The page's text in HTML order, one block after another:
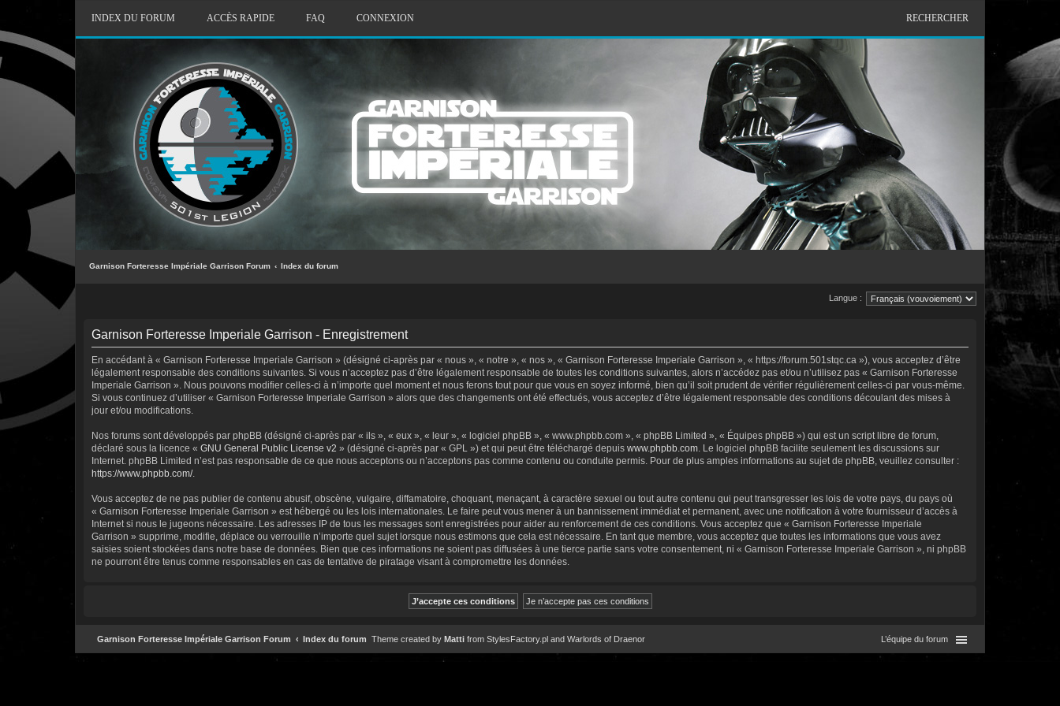
INDEX DU FORUM ACCÈS RAPIDE FAQ CONNEXION RECHERCHER
Garnison Forteresse Impériale Garrison Forum Index du forum
Langue :
Garnison Forteresse Imperiale Garrison - Enregistrement
En accédant à « Garnison Forteresse Imperiale Garrison » (désigné ci-après par « nous », « notre », « nos », « Garnison Forteresse Imperiale Garrison », « https://forum.501stqc.ca »), vous acceptez d’être
légalement responsable des conditions suivantes. Si vous n’acceptez pas d’être légalement responsable de toutes les conditions suivantes, alors n’accédez pas et/ou n’utilisez pas « Garnison Forteresse
Imperiale Garrison ». Nous pouvons modifier celles-ci à n’importe quel moment et nous ferons tout pour que vous en soyez informé, bien qu’il soit prudent de vérifier régulièrement celles-ci par vous-même.
Si vous continuez d’utiliser « Garnison Forteresse Imperiale Garrison » alors que des changements ont été effectués, vous acceptez d’être légalement responsable des conditions découlant des mises à
jour et/ou modifications.
Nos forums sont développés par phpBB (désigné ci-après par « ils », « eux », « leur », « logiciel phpBB », « www.phpbb.com », « phpBB Limited », « Équipes phpBB ») qui est un script libre de forum,
déclaré sous la licence « GNU General Public License v2 » (désigné ci-après par « GPL ») et qui peut être téléchargé depuis www.phpbb.com . Le logiciel phpBB facilite seulement les discussions sur
Internet. phpBB Limited n’est pas responsable de ce que nous acceptons ou n’acceptons pas comme contenu ou conduite permis. Pour de plus amples informations au sujet de phpBB, veuillez consulter :
https://www.phpbb.com/.
Vous acceptez de ne pas publier de contenu abusif, obscène, vulgaire, diffamatoire, choquant, menaçant, à caractère sexuel ou tout autre contenu qui peut transgresser les lois de votre pays, du pays où
« Garnison Forteresse Imperiale Garrison » est hébergé ou les lois internationales. Le faire peut vous mener à un bannissement immédiat et permanent, avec une notification à votre fournisseur d’accès à
Internet si nous le jugeons nécessaire. Les adresses IP de tous les messages sont enregistrées pour aider au renforcement de ces conditions. Vous acceptez que « Garnison Forteresse Imperiale
Garrison » supprime, modifie, déplace ou verrouille n’importe quel sujet lorsque nous estimons que cela est nécessaire. En tant que membre, vous acceptez que toutes les informations que vous avez
saisies soient stockées dans notre base de données. Bien que ces informations ne soient pas diffusées à une tierce partie sans votre consentement, ni « Garnison Forteresse Imperiale Garrison », ni phpBB
ne pourront être tenus comme responsables en cas de tentative de piratage visant à compromettre les données.
Garnison Forteresse Impériale Garrison Forum Index du forum Theme created by Matti from StylesFactory.pl and Warlords of Draenor L’équipe du forum